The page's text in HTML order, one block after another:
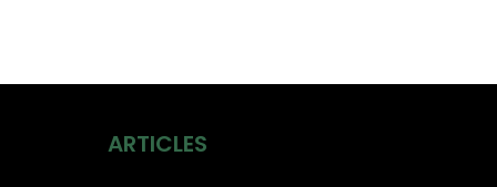
ARTICLES